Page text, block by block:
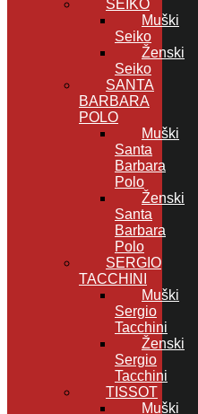
SEIKO
Muški
Seiko
Ženski
Seiko
SANTA
BARBARA
POLO
Muški
Santa
Barbara
Polo
Ženski
Santa
Barbara
Polo
SERGIO
TACCHINI
Muški
Sergio
Tacchini
Ženski
Sergio
Tacchini
TISSOT
Muški